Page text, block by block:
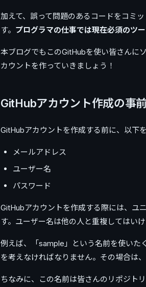
加えて、誤って問題のあるコードをコミ
す。 プログラマの仕事では現在必須のツ
本ブログでもこのGitHubを使い皆さんに
カウントを作っていきましょう！
GitHubアカウント作成の事
GitHubアカウントを作成する前に、以下
メールアドレス
ユーザー名
パスワード
GitHubアカウントを作成する際には、ユ
す。ユーザー名は他の人と重複してはい
例えば、「sample」という名前を使いた
を考えなければなりません。その場合は
ちなみに、この名前は皆さんのリポジト